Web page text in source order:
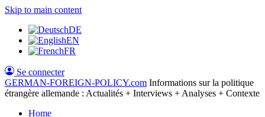
Skip to main content
DE
EN
FR
Se connecter
GERMAN-FOREIGN-POLICY.com Informations sur la politique
étrangère allemande : Actualités + Interviews + Analyses + Contexte
Home